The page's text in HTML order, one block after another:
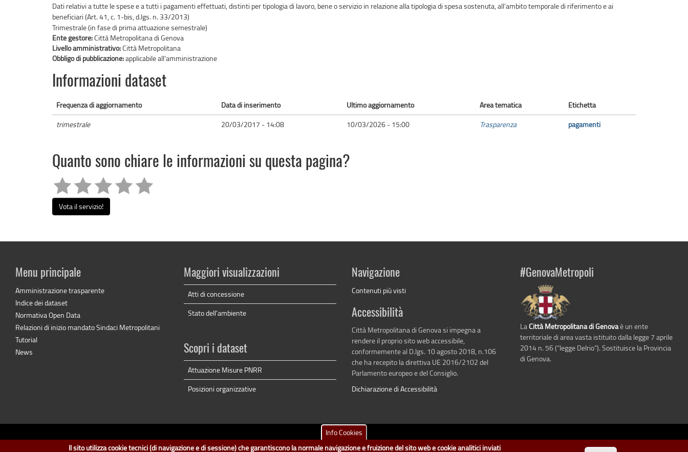
Dati relativi a tutte le spese e a tutti i pagamenti effettuati, distinti per tipologia di lavoro, bene o servizio in relazione alla tipologia di spesa sostenuta, all’ambito temporale di riferimento e ai
beneficiari (Art. 41, c. 1-bis, d.lgs. n. 33/2013)
Trimestrale (in fase di prima attuazione semestrale)
Ente gestore:Città Metropolitana di Genova
Livello amministrativo:Città Metropolitana
Obbligo di pubblicazione:applicabile all'amministrazione
Informazioni dataset
Frequenza di aggiornamento Data di inserimento Ultimo aggiornamento Area tematica
Etichetta
trimestrale
20/03/2017 - 14:08 10/03/2026 - 15:00 Trasparenza pagamenti
Quanto sono chiare le informazioni su questa pagina?
Vota il servizio!
Menu principale
Amministrazione trasparente
Indice dei dataset
Normativa Open Data
Relazioni di inizio mandato Sindaci Metropolitani
Tutorial
News
Maggiori visualizzazioni
Atti di concessione
Stato dell'ambiente
Scopri i dataset
Attuazione Misure PNRR
Posizioni organizzative
Navigazione
Contenuti più visti
Accessibilità
Città Metropolitana di Genova si impegna a
rendere il proprio sito web accessibile,
conformemente al D.lgs. 10 agosto 2018, n.106
che ha recepito la direttiva UE 2016/2102 del
Parlamento europeo e del Consiglio.
Dichiarazione di Accessibilità
#GenovaMetropoli
La Città Metropolitana di Genovaè un ente
territoriale di area vasta istituito dalla legge 7 aprile
2014 n. 56 (“legge Delrio”). Sostituisce la Provincia
di Genova.
dati.cittametropolitana.genova.itè il progetto "Open Data" dellaCittà Metropolitana di Genova.
Info Cookies
Il sito utilizza cookie tecnici (di navigazione e di sessione) che garantiscono la normale navigazione e fruizione del sito web e cookie analitici inviati